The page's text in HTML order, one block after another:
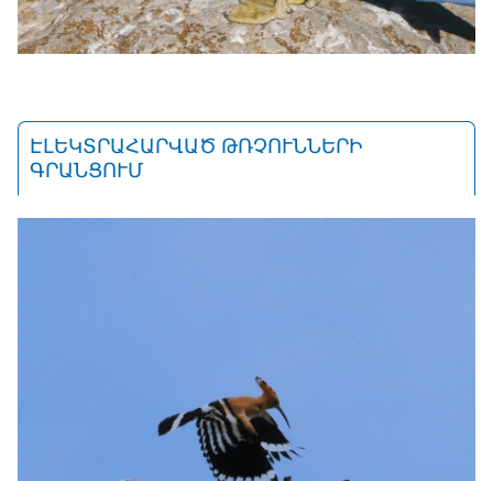
ԷԼԵԿՏՐԱՀԱՐՎԱԾ ԹՌՉՈՒՆՆԵՐԻ
ԳՐԱՆՑՈՒՄ